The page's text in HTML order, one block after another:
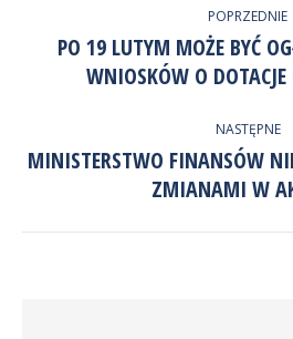
WPISÓW
POPRZEDNIE
wpis:
PO 19 LUTYM MOŻE BYĆ
WNIOSKÓW O DOTACJE
NASTĘPNE
wpis:
MINISTERSTWO FINANSÓW
ZMIANAMI W